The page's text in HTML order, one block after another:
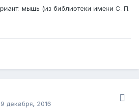
мышь (из библиотеки имени С. П.
9 декабря, 2016